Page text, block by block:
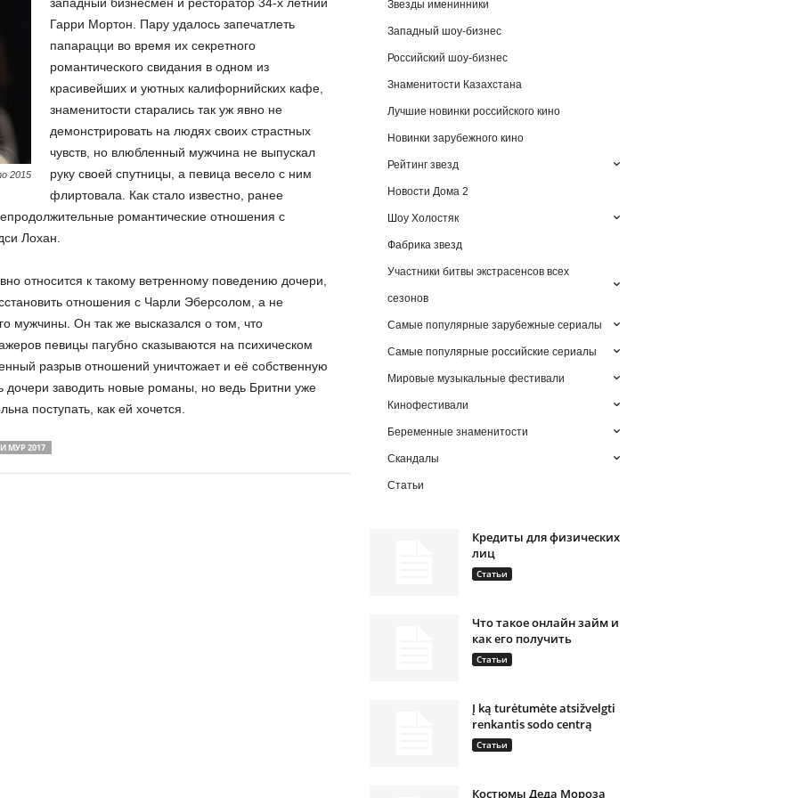
2015
Гарри Мортон. Пару удалось запечатлеть
папарацци во время их секретного
романтического свидания в одном из
красивейших и уютных калифорнийских кафе,
знаменитости старались так уж явно не
демонстрировать на людях своих страстных
чувств, но влюбленный мужчина не выпускал
руку своей спутницы, а певица весело с ним
флиртовала. Как стало известно, ранее
романтические отношения с
Лохан.
относится к такому ветренному поведению дочери,
отношения с Чарли Эберсолом, а не
мужчины. Он так же высказался о том, что
певицы пагубно сказываются на психическом
разрыв отношений уничтожает и её собственную
дочери заводить новые романы, но ведь Бритни уже
поступать, как ей хочется.
МУР 2017
Звезды именинники
Западный шоу-бизнес
Российский шоу-бизнес
Знаменитости Казахстана
Лучшие новинки российского кино
Новинки зарубежного кино
Рейтинг звезд
Новости Дома 2
Шоу Холостяк
Фабрика звезд
Участники битвы экстрасенсов всех
сезонов
Самые популярные зарубежные сериалы
Самые популярные российские сериалы
Мировые музыкальные фестивали
Кинофестивали
Беременные знаменитости
Скандалы
Статьи
Кредиты для физических
лиц
Статьи
Что такое онлайн займ и
как его получить
Статьи
Į ką turėtumėte atsižvelgti
renkantis sodo centrą
Статьи
Костюмы Деда Мороза